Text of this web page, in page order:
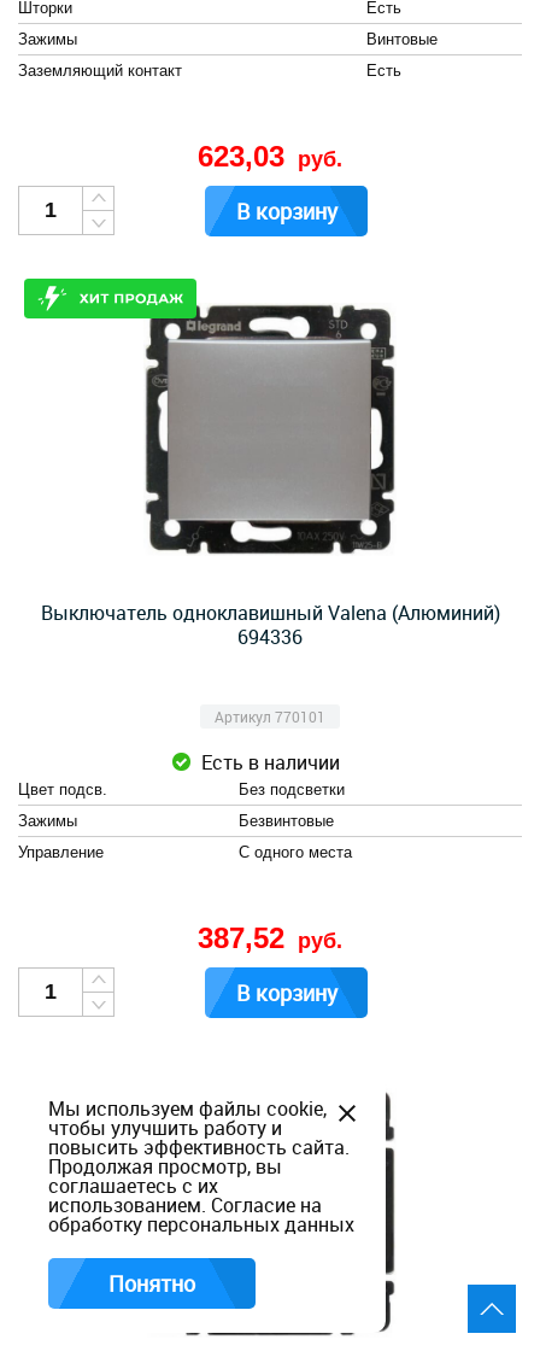
Шторки
Есть
Зажимы
Винтовые
Заземляющий контакт
Есть
623,03 руб.
В корзину
Выключатель одноклавишный Valena (Алюминий)
694336
Артикул 770101
Есть в наличии
Цвет подсв.
Без подсветки
Зажимы
Безвинтовые
Управление
С одного места
387,52 руб.
В корзину
Мы используем файлы cookie,
чтобы улучшить работу и
повысить эффективность сайта.
Продолжая просмотр, вы
соглашаетесь с их
использованием. Согласие на
обработку персональных данных
Понятно